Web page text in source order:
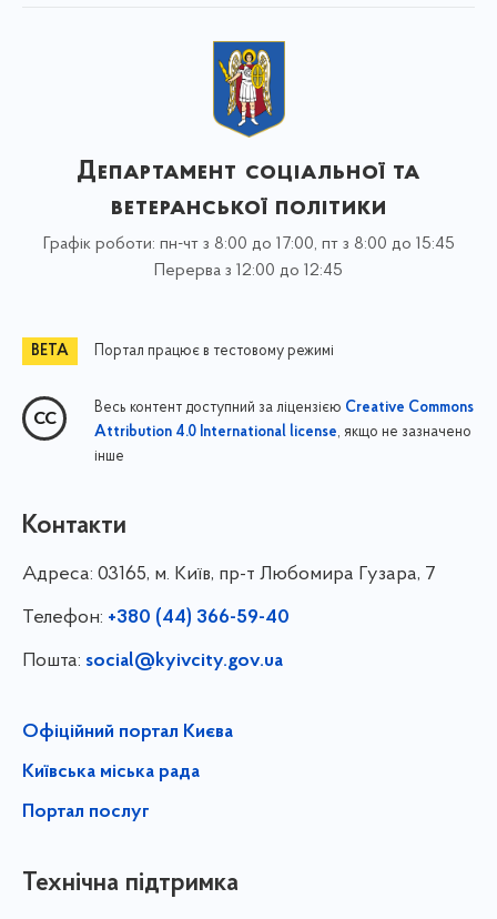
Департамент соціальної та
ветеранської політики
Графік роботи: пн-чт з 8:00 до 17:00, пт з 8:00 до 15:45
Перерва з 12:00 до 12:45
Портал працює в тестовому режимі
Весь контент доступний за ліцензією Creative Commons
Attribution 4.0 International license, якщо не зазначено
інше
Контакти
Адреса: 03165, м. Київ, пр-т Любомира Гузара, 7
Телефон: +380 (44) 366-59-40
Пошта: social@kyivcity.gov.ua
Офіційний портал Києва
Київська міська рада
Портал послуг
Технічна підтримка